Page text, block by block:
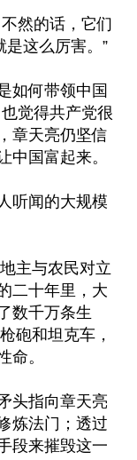
然的话，它们
是这么厉害。”
如何带领中国
觉得共产党很
章天亮仍坚信
中国富起来。
听闻的大规模
主与农民对立
二十年里，大
数千万条生
砲和坦克车，
命。
头指向章天亮
炼法门；透过
段来摧毁这一